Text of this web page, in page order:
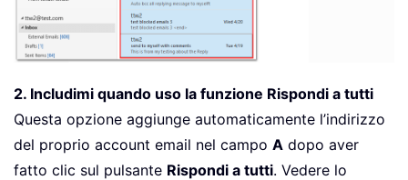
2. Includimi quando uso la funzione Rispondi a tutti
Questa opzione aggiunge automaticamente l’indirizzo
del proprio account email nel campo A dopo aver
fatto clic sul pulsante Rispondi a tutti. Vedere lo